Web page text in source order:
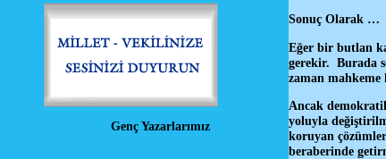
Genç Yazarlarımız
Sonuç Olarak …
Eğer bir butlan
gerekir. Burada
zaman mahkeme
Ancak
yoluyla
koruyan
beraberinde